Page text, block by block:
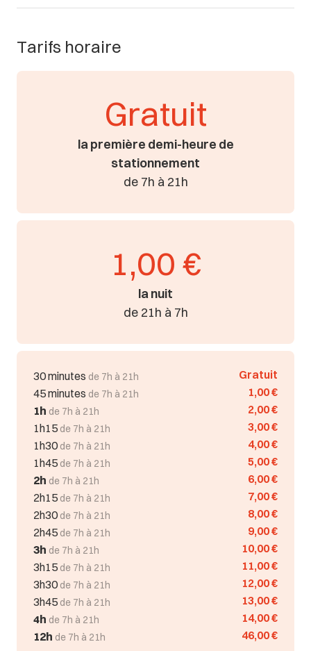
Tarifs horaire
Gratuit
la première demi-heure de
stationnement
de 7h à 21h
1,00 €
la nuit
de 21h à 7h
30 minutes de 7h à 21h
Gratuit
45 minutes de 7h à 21h
1,00 €
1h de 7h à 21h
2,00 €
1h15 de 7h à 21h
3,00 €
1h30 de 7h à 21h
4,00 €
1h45 de 7h à 21h
5,00 €
2h de 7h à 21h
6,00 €
2h15 de 7h à 21h
7,00 €
2h30 de 7h à 21h
8,00 €
2h45 de 7h à 21h
9,00 €
3h de 7h à 21h
10,00 €
3h15 de 7h à 21h
11,00 €
3h30 de 7h à 21h
12,00 €
3h45 de 7h à 21h
13,00 €
4h de 7h à 21h
14,00 €
12h de 7h à 21h 46,00 €